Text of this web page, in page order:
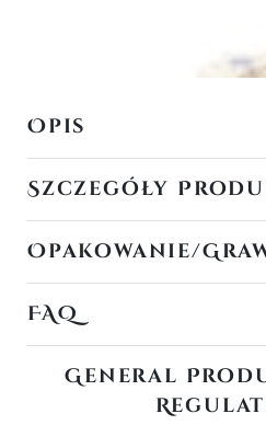
Opis
Szczegóły
Opakowanie/
FAQ
General